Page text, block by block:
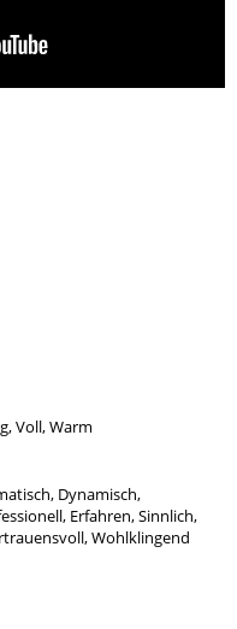
Voll, Warm
Dynamisch,
Erfahren, Sinnlich,
Wohlklingend